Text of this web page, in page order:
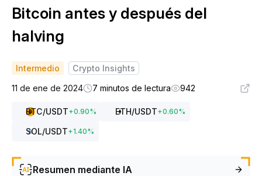
Bitcoin antes y después del
halving
Intermedio
Crypto Insights
11 de ene de 2024
7 minutos de lectura 942
BTC/USDT+0.90% ETH/USDT+0.60%
SOL/USDT+1.40%
Resumen mediante IA